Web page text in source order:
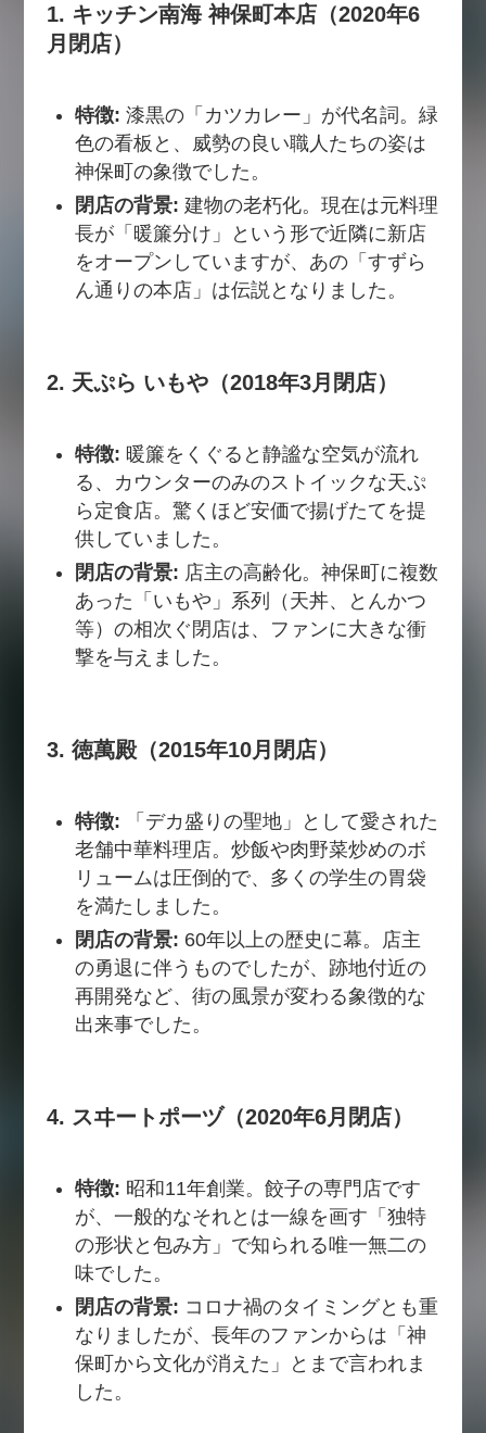
1. キッチン南海 神保町本店（2020年6
月閉店）
特徴: 漆黒の「カツカレー」が代名詞。緑
色の看板と、威勢の良い職人たちの姿は
神保町の象徴でした。
閉店の背景: 建物の老朽化。現在は元料理
長が「暖簾分け」という形で近隣に新店
をオープンしていますが、あの「すずら
ん通りの本店」は伝説となりました。
2. 天ぷら いもや（2018年3月閉店）
特徴: 暖簾をくぐると静謐な空気が流れ
る、カウンターのみのストイックな天ぷ
ら定食店。驚くほど安価で揚げたてを提
供していました。
閉店の背景: 店主の高齢化。神保町に複数
あった「いもや」系列（天丼、とんかつ
等）の相次ぐ閉店は、ファンに大きな衝
撃を与えました。
3. 徳萬殿（2015年10月閉店）
特徴: 「デカ盛りの聖地」として愛された
老舗中華料理店。炒飯や肉野菜炒めのボ
リュームは圧倒的で、多くの学生の胃袋
を満たしました。
閉店の背景: 60年以上の歴史に幕。店主
の勇退に伴うものでしたが、跡地付近の
再開発など、街の風景が変わる象徴的な
出来事でした。
4. スヰートポーヅ（2020年6月閉店）
特徴: 昭和11年創業。餃子の専門店です
が、一般的なそれとは一線を画す「独特
の形状と包み方」で知られる唯一無二の
味でした。
閉店の背景: コロナ禍のタイミングとも重
なりましたが、長年のファンからは「神
保町から文化が消えた」とまで言われま
した。